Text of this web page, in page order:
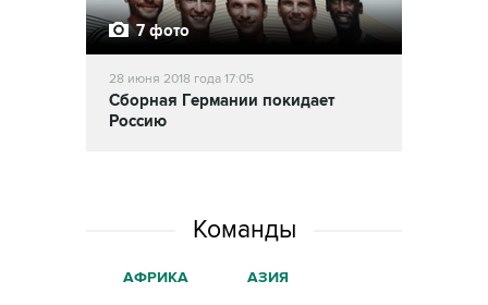
7 фото
28 июня 2018 года 17:05
Сборная Германии покидает
Россию
Команды
АФРИКА АЗИЯ